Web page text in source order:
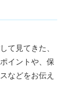
て見てきた、
イントや、保
などをお伝え